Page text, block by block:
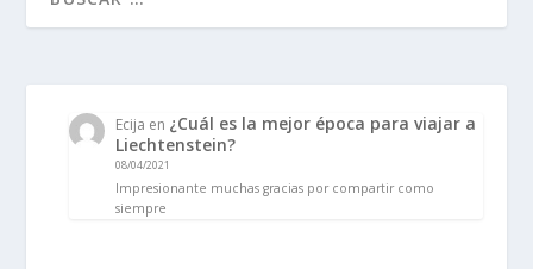
Ecija en ¿Cuál es la mejor época para viajar a
Liechtenstein?
08/04/2021
Impresionante muchas gracias por compartir como
siempre